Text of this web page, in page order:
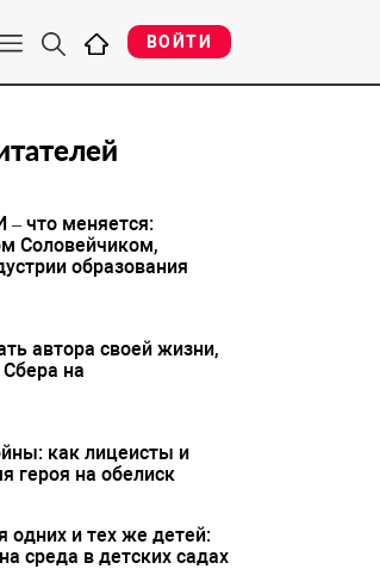
ВОЙТИ
– что меняется:
Соловейчиком,
образования
автора своей жизни,
Сбера на
как лицеисты и
героя на обелиск
одних и тех же детей:
среда в детских садах